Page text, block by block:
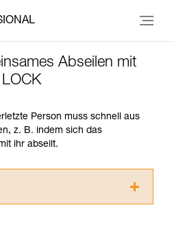
Abseilen mit
Person muss schnell aus
z. B. indem sich das
ihr abseilt.